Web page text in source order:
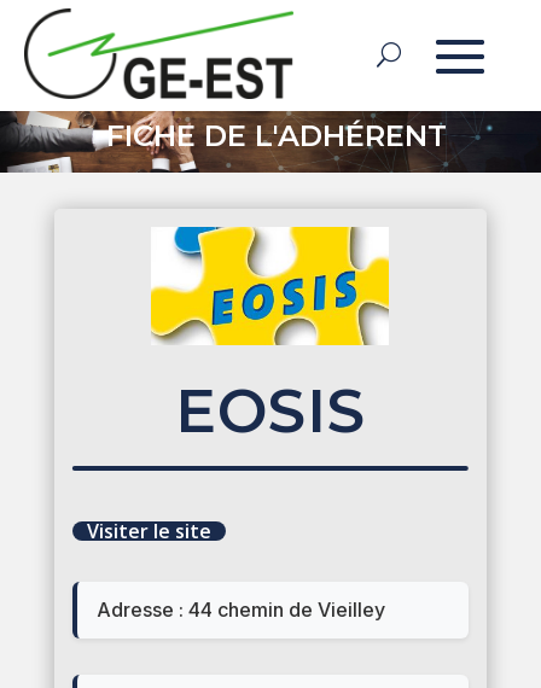
FICHE DE L'ADHÉRENT
EOSIS
Visiter le site
Adresse : 44 chemin de Vieilley